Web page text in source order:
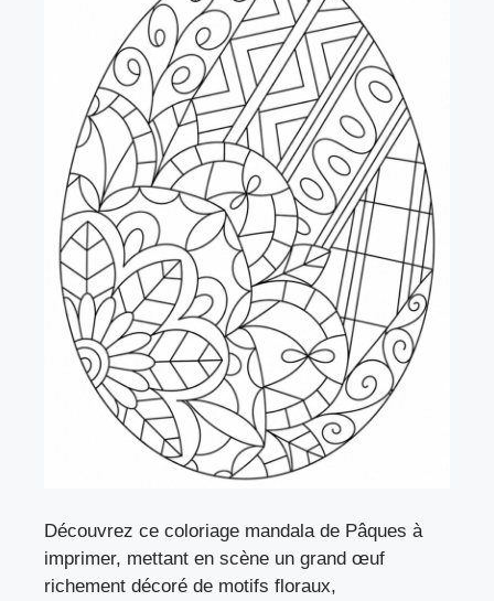
Découvrez ce coloriage mandala de Pâques à
imprimer, mettant en scène un grand œuf
richement décoré de motifs floraux,